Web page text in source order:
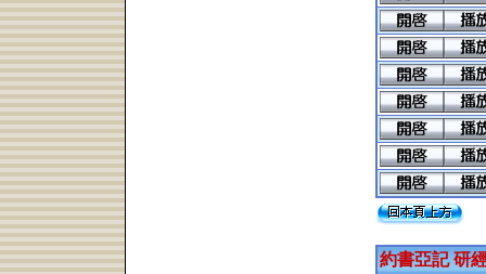
約書亞記 研